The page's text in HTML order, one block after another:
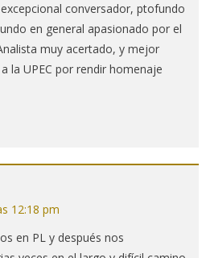
conversador, ptofundo
en general apasionado por el
muy acertado, y mejor
la UPEC por rendir homenaje
12:18 pm
en PL y después nos